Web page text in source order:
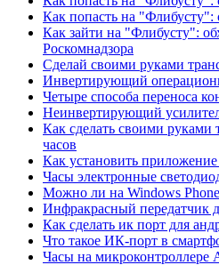
Как попасть на "Флибусту":
Как зайти на "Флибусту":
Роскомнадзора
Сделай своими руками
Инвертирующий
Четыре способа переноса
Неинвертирующий
Как сделать своими руками
часов
Как установить
Часы электронные
Можно ли на Windows
Инфракрасный передатчик
Как сделать ик порт для
Что такое ИК-порт в
Часы на микроконтроллере